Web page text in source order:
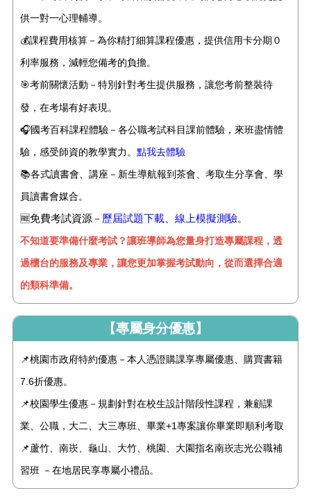
供一對一心理輔導。
💰課程費用核算－為你精打細算課程優惠，提供信用卡分期０
利率服務，減輕您備考的負擔。
🎯考前關懷活動－特別針對考生提供服務 ，讓您考前整裝待
發，在考場有好表現。
🎧國考百科課程體驗－各公職考試科目課前體驗，來班盡情體
驗，感受師資的教學實力。 點我去體驗
📚各式讀書會、講座－新生導航報到茶會、考取生分享會、學
員讀書會媒合。
🆓免費考試資源 － 歷屆試題下載、 線上模擬測驗。
不知道要準備什麼考試？讓班導師為您量身打造專屬課程，透
過櫃台的服務及專業，讓您更加掌握考試動向，從而選擇合適
的類科準備。
【專屬身分優惠】
📌桃園市政府特約優惠－本人憑證購課享專屬優惠、購買書籍
7.6折優惠。
📌校園學生優惠－規劃針對在校生設計階段性課程，兼顧課
業、公職，大二、大三專班、畢業+1專案讓你畢業即順利考取
📌蘆竹、南崁、龜山、大竹、桃園、大園指名南崁志光公職補
習班 －在地居民享專屬小禮品。